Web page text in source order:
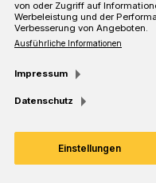
Eine Minute Lesezeit
von oder Zugriff auf
Werbeleistung und der
Verbesserung von Angeboten.
Ausführliche Informationen
Impressum
Datenschutz
Einstellungen